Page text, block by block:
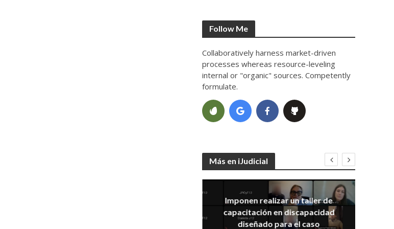
Follow Me
Collaboratively harness market-driven
processes whereas resource-leveling
internal or "organic" sources. Competently
formulate.
Más en iJudicial
Imponen realizar un taller de
capacitación en discapacidad
diseñado para el caso